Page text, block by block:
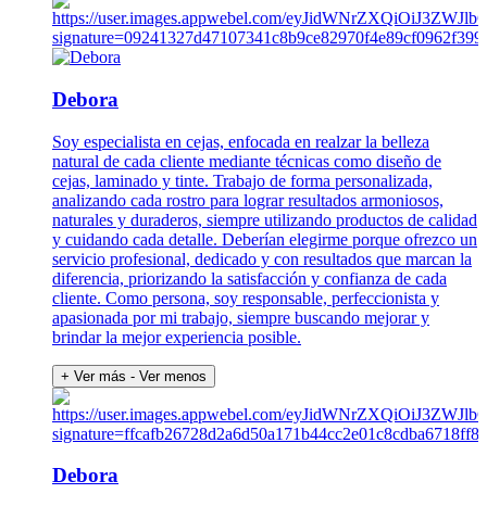
Debora
Soy especialista en cejas, enfocada en realzar la belleza
natural de cada cliente mediante técnicas como diseño de
cejas, laminado y tinte. Trabajo de forma personalizada,
analizando cada rostro para lograr resultados armoniosos,
naturales y duraderos, siempre utilizando productos de calidad
y cuidando cada detalle. Deberían elegirme porque ofrezco un
servicio profesional, dedicado y con resultados que marcan la
diferencia, priorizando la satisfacción y confianza de cada
cliente. Como persona, soy responsable, perfeccionista y
apasionada por mi trabajo, siempre buscando mejorar y
brindar la mejor experiencia posible.
+ Ver más - Ver menos
Debora